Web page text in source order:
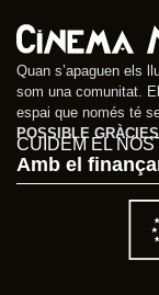
Quan s’apaguen els
som una comunitat.
espai que només té
POSSIBLE
CUIDEM EL
Amb el